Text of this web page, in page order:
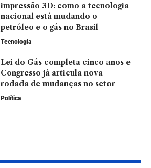
impressão 3D: como a tecnologia
nacional está mudando o
petróleo e o gás no Brasil
Tecnologia
Lei do Gás completa cinco anos e
Congresso já articula nova
rodada de mudanças no setor
Política